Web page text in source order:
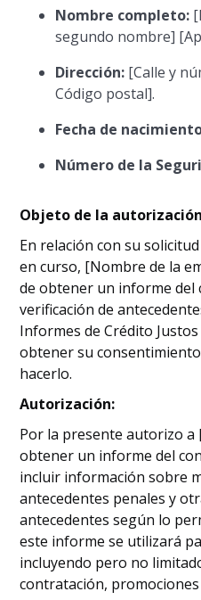
Nombre completo:
segundo nombre]
Dirección: [Calle y
Código postal].
Fecha de
Número de la
Objeto de la
En relación con su
en curso, [Nombre de la
de obtener un informe del
verificación de
Informes de Crédito Justos
obtener su
hacerlo.
Autorización:
Por la presente autorizo a
obtener un informe del
incluir información sobre
antecedentes penales y
antecedentes según lo
este informe se utilizará
incluyendo pero no
contratación,